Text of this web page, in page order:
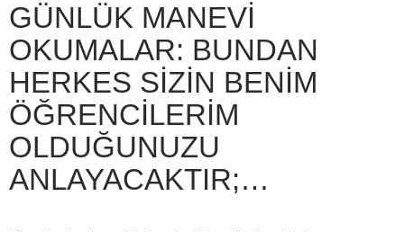
GÜNLÜK MANEVI
OKUMALAR: BUNDAN
HERKES SIZIN BENIM
ÖĞRENCILERIM
OLDUĞUNUZU
ANLAYACAKTIR;…